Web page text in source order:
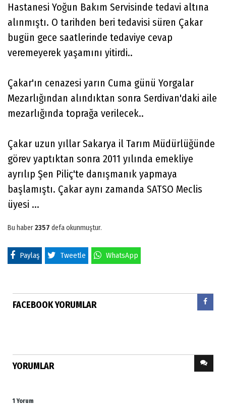
Hastanesi Yoğun Bakım Servisinde tedavi altına
alınmıştı. O tarihden beri tedavisi süren Çakar
bugün gece saatlerinde tedaviye cevap
veremeyerek yaşamını yitirdi..
Çakar'ın cenazesi yarın Cuma günü Yorgalar
Mezarlığından alındıktan sonra Serdivan'daki aile
mezarlığında toprağa verilecek..
Çakar uzun yıllar Sakarya il Tarım Müdürlüğünde
görev yaptıktan sonra 2011 yılında emekliye
ayrılıp Şen Piliç'te danışmanık yapmaya
başlamıştı. Çakar aynı zamanda SATSO Meclis
üyesi ...
Bu haber2357 defa okunmuştur.
Paylaş Tweetle WhatsApp
FACEBOOK YORUMLAR
YORUMLAR
1 Yorum